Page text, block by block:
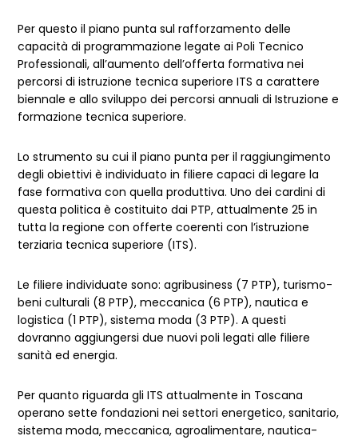
Per questo il piano punta sul rafforzamento delle
capacità di programmazione legate ai Poli Tecnico
Professionali, all’aumento dell’offerta formativa nei
percorsi di istruzione tecnica superiore ITS a carattere
biennale e allo sviluppo dei percorsi annuali di Istruzione e
formazione tecnica superiore.
Lo strumento su cui il piano punta per il raggiungimento
degli obiettivi è individuato in filiere capaci di legare la
fase formativa con quella produttiva. Uno dei cardini di
questa politica è costituito dai PTP, attualmente 25 in
tutta la regione con offerte coerenti con l’istruzione
terziaria tecnica superiore (ITS).
Le filiere individuate sono: agribusiness (7 PTP), turismo-
beni culturali (8 PTP), meccanica (6 PTP), nautica e
logistica (1 PTP), sistema moda (3 PTP). A questi
dovranno aggiungersi due nuovi poli legati alle filiere
sanità ed energia.
Per quanto riguarda gli ITS attualmente in Toscana
operano sette fondazioni nei settori energetico, sanitario,
sistema moda, meccanica, agroalimentare, nautica-